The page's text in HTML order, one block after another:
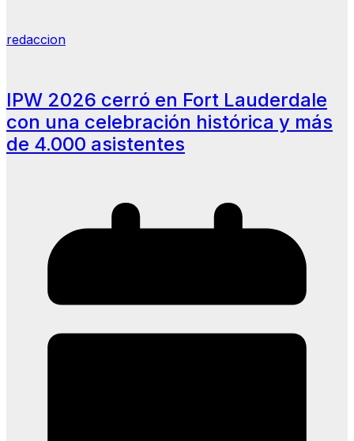
redaccion
IPW 2026 cerró en Fort Lauderdale
con una celebración histórica y más
de 4.000 asistentes